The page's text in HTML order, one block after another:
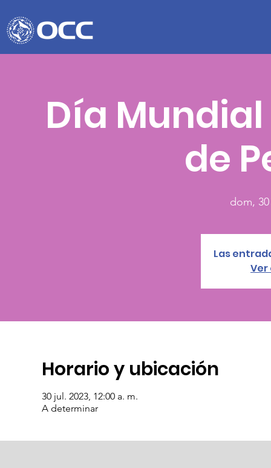
Día
de
dom,
Las
Horario y ubicación
30 jul. 2023, 12:00 a. m.
A determinar